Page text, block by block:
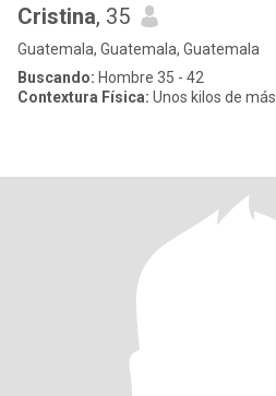
Cristina, 35
Guatemala, Guatemala, Guatemala
Buscando: Hombre 35 - 42
Contextura Física: Unos kilos de más